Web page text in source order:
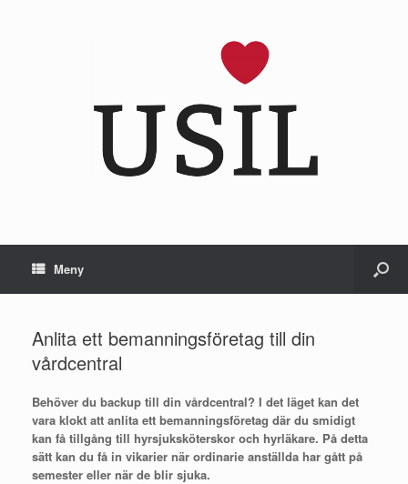
Meny
Anlita ett bemanningsföretag till din
vårdcentral
Behöver du backup till din vårdcentral? I det läget kan det
vara klokt att anlita ett bemanningsföretag där du smidigt
kan få tillgång till hyrsjuksköterskor och hyrläkare. På detta
sätt kan du få in vikarier när ordinarie anställda har gått på
semester eller när de blir sjuka.